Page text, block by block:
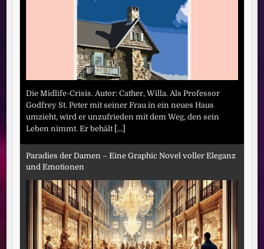
Die Midlife-Crisis. Autor: Cather, Willa. Als Professor
Godfrey St. Peter mit seiner Frau in ein neues Haus
umzieht, wird er unzufrieden mit dem Weg, den sein
Leben nimmt. Er behält [...]
Paradies der Damen – Eine Graphic Novel voller Eleganz
und Emotionen